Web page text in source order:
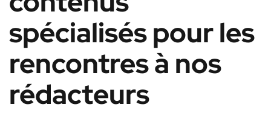
spécialisés pour les
rencontres à nos
rédacteurs